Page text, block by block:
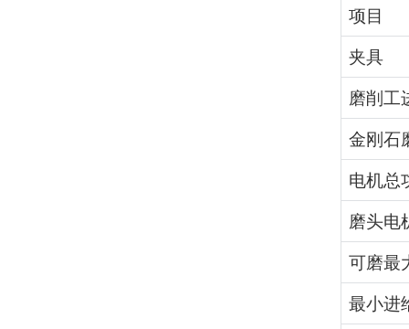
项目
夹具
磨削工
金刚石
电机总
磨头电
可磨最
最小进